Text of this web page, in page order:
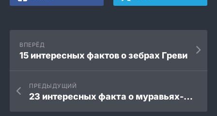
ВПЕРЁД
15 интересных фактов о зебрах Греви
ПРЕДЫДУЩИЙ
23 интересных факта о муравьях-листорезах